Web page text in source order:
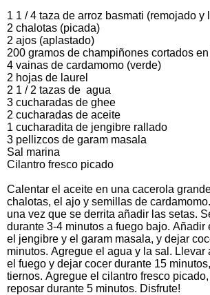
1 1 / 4 taza de arroz basmati (remojado y
2 chalotas (picada)
2 ajos (aplastado)
200 gramos de champiñones cortados
4 vainas de cardamomo (verde)
2 hojas de laurel
2 1 / 2 tazas de agua
3 cucharadas de ghee
2 cucharadas de aceite
1 cucharadita de jengibre rallado
3 pellizcos de garam masala
Sal marina
Cilantro fresco picado
Calentar el aceite en una cacerola
chalotas, el ajo y semillas de
una vez que se derrita añadir las setas.
durante 3-4 minutos a fuego bajo. Añadir
el jengibre y el garam masala, y dejar
minutos. Agregue el agua y la sal. Llevar
el fuego y dejar cocer durante 15
tiernos. Agregue el cilantro fresco
reposar durante 5 minutos. Disfrute!